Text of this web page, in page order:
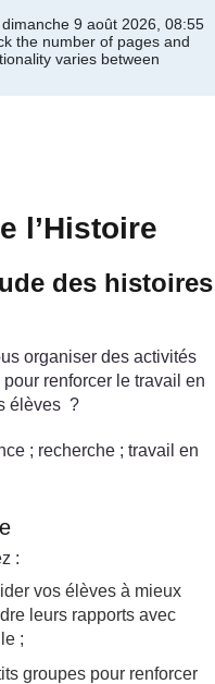
9 août 2026, 08:55
the number of pages and
varies between
l’Histoire
des histoires
organiser des activités
renforcer le travail en
élèves ?
; recherche ; travail en
:
vos élèves à mieux
leurs rapports avec
;
groupes pour renforcer